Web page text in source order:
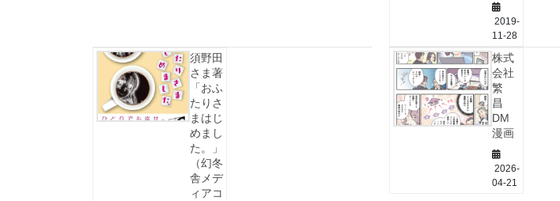
2019-
11-28
須野田
さま著
「おふ
たりさ
まはじ
めまし
た。」
（幻冬
舎メデ
ィアコ
株式
会社
繁
昌
DM
漫画
2026-
04-21